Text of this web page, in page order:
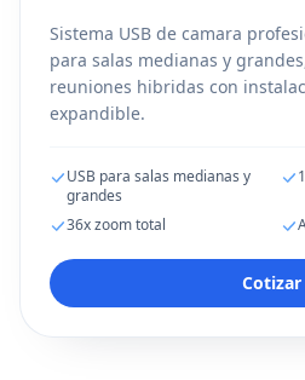
Sistema USB de camara
para salas medianas y
reuniones hibridas con
expandible.
USB para salas medianas y
grandes
36x zoom total
Cotizar